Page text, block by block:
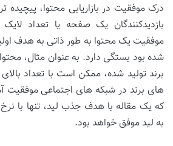
درک موفقیت در بازاریابی محتوا، پیچیده
بازدیدکنندگان یک صفحه یا تعداد
موفقیت یک محتوا به طور ذاتی به هدف
شده بود بستگی دارد. به عنوان مثال،
برند تولید شده، ممکن است با تعداد
های برند در شبکه های اجتماعی موفقیت
که یک مقاله با هدف جذب لید، تنها با نرخ
به لید موفق خواهد بود.